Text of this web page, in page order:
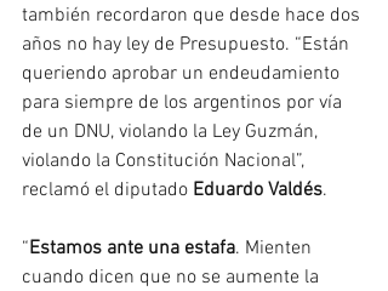
también recordaron que desde hace dos
años no hay ley de Presupuesto. “Están
queriendo aprobar un endeudamiento
para siempre de los argentinos por vía
de un DNU, violando la Ley Guzmán,
violando la Constitución Nacional”,
reclamó el diputado Eduardo Valdés.
“Estamos ante una estafa. Mienten
cuando dicen que no se aumente la